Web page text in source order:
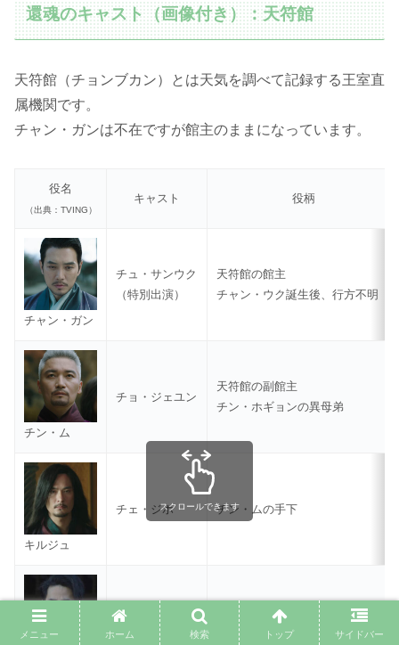
還魂のキャスト（画像付き）：天符館
天符館（チョンブカン）とは天気を調べて記録する王室直
属機関です。
チャン・ガンは不在ですが館主のままになっています。
役名
（出典：TVING）
キャスト 役柄
チャン・ガン
チュ・サンウク
（特別出演）
天符館の館主
チャン・ウク誕生後、行方不明
チン・ム
チョ・ジェユン
天符館の副館主
チン・ホギョンの異母弟
キルジュ
チェ・ジホ チン・ムの手下
チャ・ヨンハク チン・ムの手下
スクロールできます
メニュー ホーム 検索 トップ サイドバー